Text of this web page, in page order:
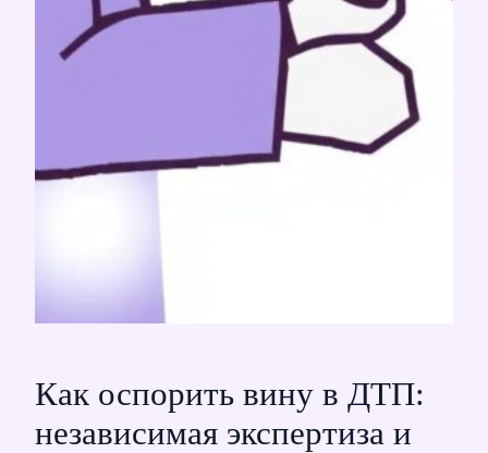
Как оспорить вину в ДТП:
независимая экспертиза и